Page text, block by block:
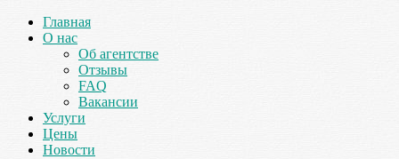
Главная
О нас
Об агентстве
Отзывы
FAQ
Вакансии
Услуги
Цены
Новости